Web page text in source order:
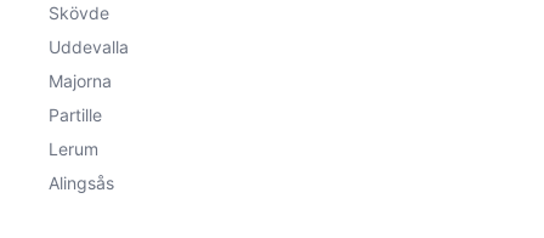
Skövde
Uddevalla
Majorna
Partille
Lerum
Alingsås